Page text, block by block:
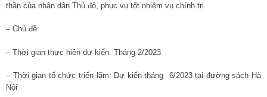
thần của nhân dân Thủ đô, phục vụ tốt nhiệm vụ chính trị.
– Chủ đề:
– Thời gian thực hiện dự kiến: Tháng 2/2023
– Thời gian tổ chức triển lãm: Dự kiến tháng 6/2023 tại đường sách Hà
Nội